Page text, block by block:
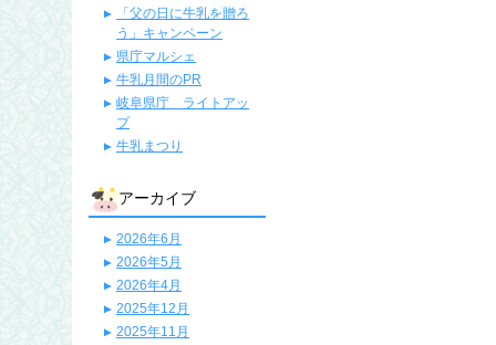
「父の日に牛乳を贈ろ
う」キャンペーン
県庁マルシェ
牛乳月間のPR
岐阜県庁 ライトアッ
プ
牛乳まつり
アーカイブ
2026年6月
2026年5月
2026年4月
2025年12月
2025年11月